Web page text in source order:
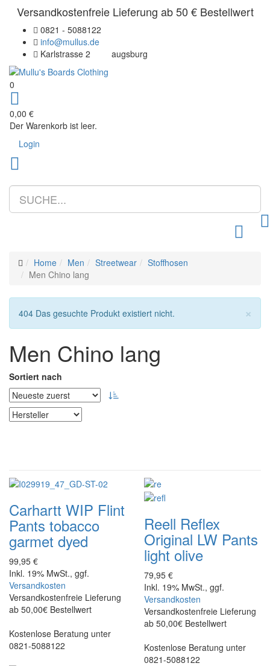
Versandkostenfreie Lieferung ab 50 € Bestellwert
0821 - 5088122
info@mullus.de
Karlstrasse 2
augsburg
0
0,00 €
Der Warenkorb ist leer.
Login
Toggle
Home Men Streetwear
Stoffhosen
Men Chino lang
×
Hinweis
404 Das gesuchte Produkt existiert nicht.
Men Chino lang
Sortiert nach
Carhartt WIP Flint
Pants tobacco
garmet dyed
99,95 €
Inkl. 19% MwSt., ggf.
Versandkosten
Versandkostenfreie Lieferung
ab 50,00€ Bestellwert
Kostenlose Beratung unter
0821-5088122
Reell Reflex
Original LW Pants
light olive
79,95 €
Inkl. 19% MwSt., ggf.
Versandkosten
Versandkostenfreie Lieferung
ab 50,00€ Bestellwert
Kostenlose Beratung unter
0821-5088122